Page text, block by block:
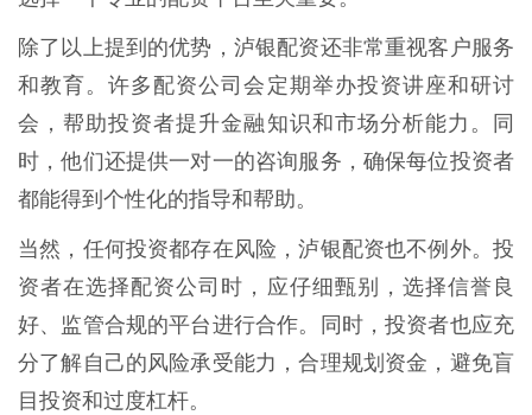
除了以上提到的优势，泸银配资还非常重视客户服务
和教育。许多配资公司会定期举办投资讲座和研讨
会，帮助投资者提升金融知识和市场分析能力。同
时，他们还提供一对一的咨询服务，确保每位投资者
都能得到个性化的指导和帮助。
当然，任何投资都存在风险，泸银配资也不例外。投
资者在选择配资公司时，应仔细甄别，选择信誉良
好、监管合规的平台进行合作。同时，投资者也应充
分了解自己的风险承受能力，合理规划资金，避免盲
目投资和过度杠杆。